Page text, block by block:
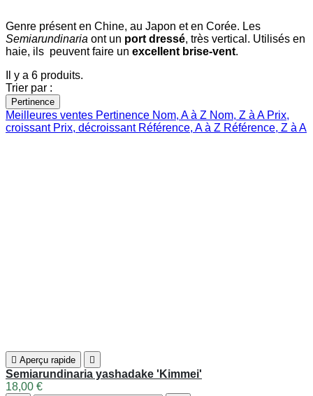
Genre présent en Chine, au Japon et en Corée. Les
Semiarundinaria ont un port dressé, très vertical. Utilisés en
haie, ils peuvent faire un excellent brise-vent.
Il y a 6 produits.
Trier par :
Pertinence
Meilleures ventes Pertinence Nom, A à Z Nom, Z à A Prix,
croissant Prix, décroissant Référence, A à Z Référence, Z à A